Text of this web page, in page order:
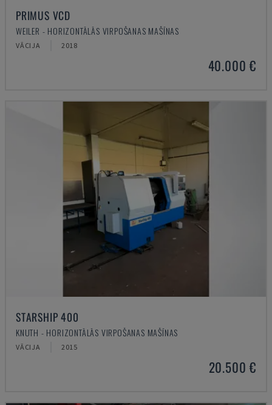
PRIMUS VCD
WEILER - HORIZONTĀLĀS VIRPOŠANAS MAŠĪNAS
VĀCIJA 2018
40.000 €
STARSHIP 400
KNUTH - HORIZONTĀLĀS VIRPOŠANAS MAŠĪNAS
VĀCIJA 2015
20.500 €